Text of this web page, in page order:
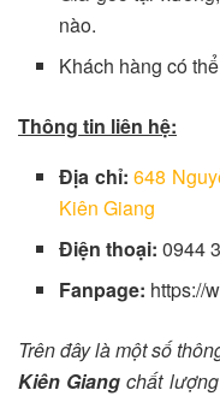
nào.
Khách hàng có
Thông tin liên hệ:
Địa chỉ: 648
Kiên Giang
Điện thoại:0944
Fanpage: https://
Trên đây là một số
Kiên Giang chất